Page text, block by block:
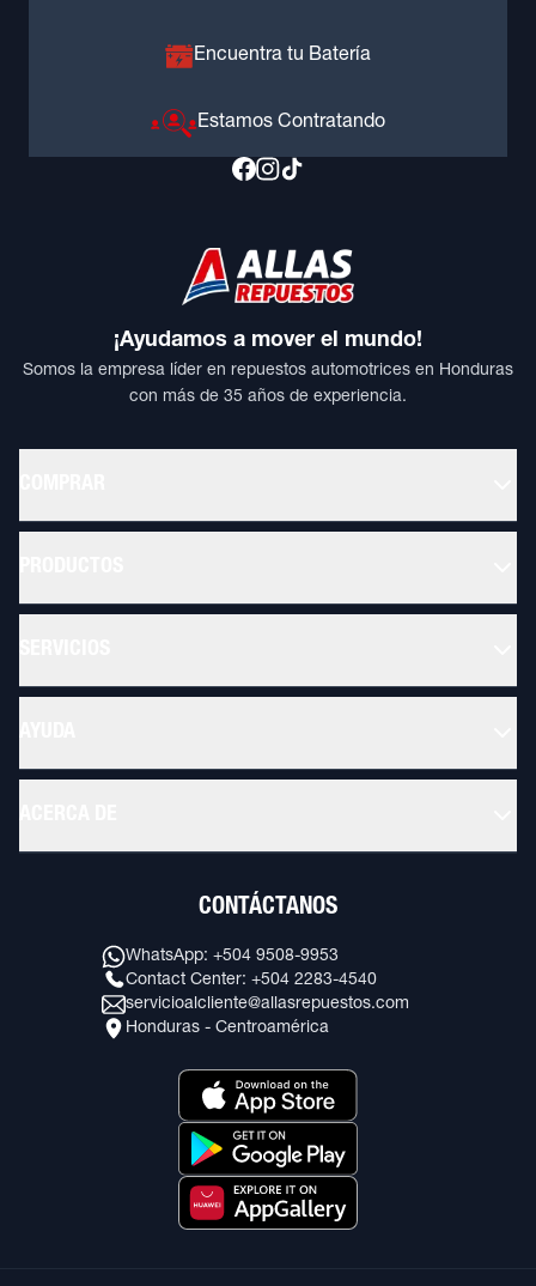
Encuentra tu Batería
Estamos Contratando
¡Ayudamos a mover el mundo!
Somos la empresa líder en repuestos automotrices en Honduras
con más de 35 años de experiencia.
CONTÁCTANOS
WhatsApp: +504 9508-9953
Contact Center: +504 2283-4540
servicioalcliente@allasrepuestos.com
Honduras - Centroamérica